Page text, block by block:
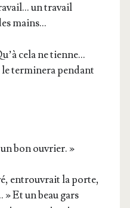
un tra­vail
mains…
cela ne tienne…
ter­mi­ne­ra pen­dant
bon ouvrier. »
entrou­vrait la porte,
Et un beau gars